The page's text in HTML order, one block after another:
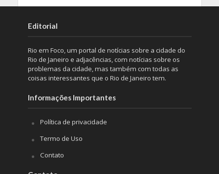
Editorial
Rio em Foco, um portal de notícias sobre a cidade do
Rio de Janeiro e adjacências, com notícias sobre os
problemas da cidade, mas também com todas as
coisas interessantes que o Rio de Janeiro tem.
Informações Importantes
Política de privacidade
Termo de Uso
Contato